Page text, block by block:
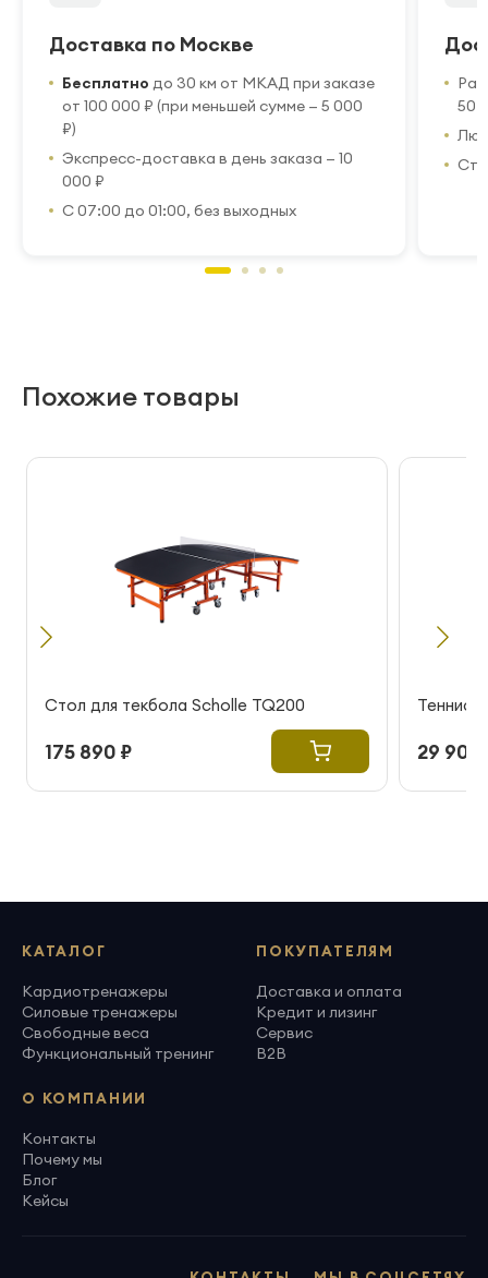
Доставка по Москве
Бесплатно до 30 км от МКАД при заказе
от 100 000 ₽ (при меньшей сумме — 5 000
₽)
Экспресс-доставка в день заказа — 10
000 ₽
С 07:00 до 01:00, без выходных
50
Похожие товары
Стол для текбола Scholle TQ200
175 890 ₽ 29 900
КАТАЛОГ
Кардиотренажеры
Силовые тренажеры
Свободные веса
Функциональный тренинг
ПОКУПАТЕЛЯМ
Доставка и оплата
Кредит и лизинг
Сервис
B2B
О КОМПАНИИ
Контакты
Почему мы
Блог
Кейсы